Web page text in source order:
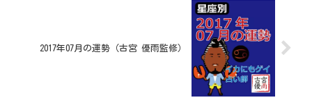
2017年07月の運勢（古宮 優雨監修）